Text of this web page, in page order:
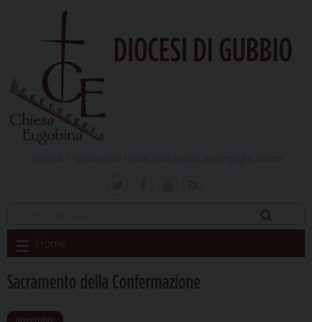
DIOCESI DI GUBBIO
Skip
to
Home
Sacramento della Confermazione